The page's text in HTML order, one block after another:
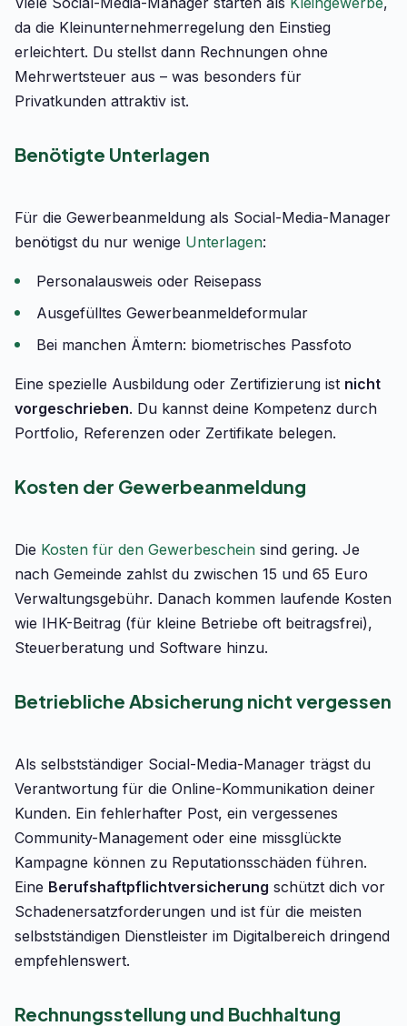
da die Kleinunternehmerregelung den Einstieg
erleichtert. Du stellst dann Rechnungen ohne
Mehrwertsteuer aus – was besonders für
Privatkunden attraktiv ist.
Benötigte Unterlagen
Für die Gewerbeanmeldung als Social-Media-Manager
benötigst du nur wenige Unterlagen:
Personalausweis oder Reisepass
Ausgefülltes Gewerbeanmeldeformular
Bei manchen Ämtern: biometrisches Passfoto
Eine spezielle Ausbildung oder Zertifizierung ist nicht
vorgeschrieben. Du kannst deine Kompetenz durch
Portfolio, Referenzen oder Zertifikate belegen.
Kosten der Gewerbeanmeldung
Die Kosten für den Gewerbeschein sind gering. Je
nach Gemeinde zahlst du zwischen 15 und 65 Euro
Verwaltungsgebühr. Danach kommen laufende Kosten
wie IHK-Beitrag (für kleine Betriebe oft beitragsfrei),
Steuerberatung und Software hinzu.
Betriebliche Absicherung nicht vergessen
Als selbstständiger Social-Media-Manager trägst du
Verantwortung für die Online-Kommunikation deiner
Kunden. Ein fehlerhafter Post, ein vergessenes
Community-Management oder eine missglückte
Kampagne können zu Reputationsschäden führen.
Eine Berufshaftpflichtversicherung schützt dich vor
Schadenersatzforderungen und ist für die meisten
selbstständigen Dienstleister im Digitalbereich dringend
empfehlenswert.
Rechnungsstellung und Buchhaltung